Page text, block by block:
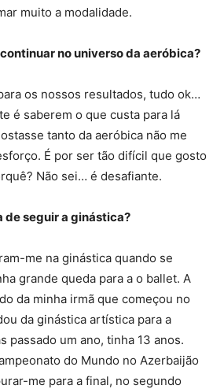
muito a modalidade.
no universo da aeróbica?
os nossos resultados, tudo ok…
é saberem o que custa para lá
tanto da aeróbica não me
É por ser tão difícil que gosto
Não sei… é desafiante.
de seguir a ginástica?
me na ginástica quando se
grande queda para a o ballet. A
da minha irmã que começou no
da ginástica artística para a
passado um ano, tinha 13 anos.
do Mundo no Azerbaijão
me para a final, no segundo